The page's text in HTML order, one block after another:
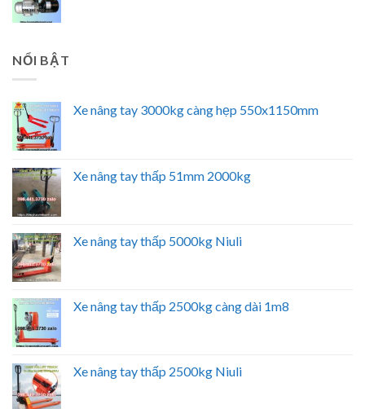
NỔI BẬT
Xe nâng tay 3000kg càng hẹp 550x1150mm
Xe nâng tay thấp 51mm 2000kg
Xe nâng tay thấp 5000kg Niuli
Xe nâng tay thấp 2500kg càng dài 1m8
Xe nâng tay thấp 2500kg Niuli